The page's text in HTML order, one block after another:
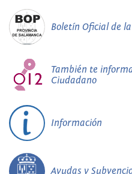
Boletín Oficial de
También te
Ciudadano
Información
Ayudas y